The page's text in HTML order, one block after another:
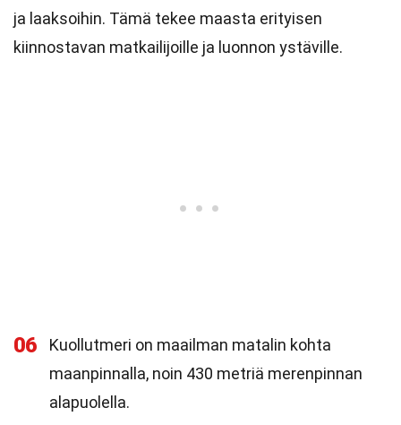
ja laaksoihin. Tämä tekee maasta erityisen
kiinnostavan matkailijoille ja luonnon ystäville.
06
Kuollutmeri on maailman matalin kohta
maanpinnalla, noin 430 metriä merenpinnan
alapuolella.